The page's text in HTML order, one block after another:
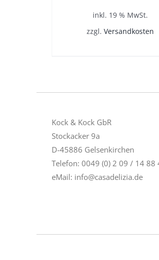
inkl. 19 % MwSt.
zzgl. Versandkosten
Kock & Kock GbR
Stockacker 9a
D-45886 Gelsenkirchen
Telefon: 0049 (0) 2 09 / 14 88
eMail: info@casadelizia.de